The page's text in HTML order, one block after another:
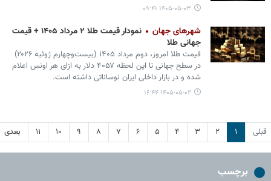
۱۴۰۵-۰۵-۰۳ ۰۹:۴۱
شهرهای جهان
نمودار قیمت طلا ۲ مرداد ۱۴۰۵ + قیمت
جهانی طلا
قیمت طلا امروز، دوم مرداد ۱۴۰۵ (‌بیست‌وچهارم ژوئیه ۲۰۲۶)
در سطح جهانی تا این لحظه ۴۰۵۷ دلار به ازای هر اونس اعلام
شده و در بازار داخلی ایران نوساناتی داشته است.
۱۴۰۵-۰۵-۰۲ ۱۶:۴۴
قبلی ۱ ۲ ۳ ۴ ۵ ۶ ۷ ۸ ۹ ۱۰ ۱۱ بعدی
برچسب